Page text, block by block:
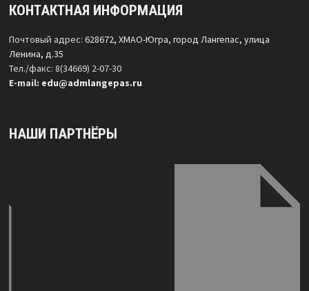
КОНТАКТНАЯ ИНФОРМАЦИЯ
Почтовый адрес: 628672, ХМАО-Югра, город Лангепас, улица
Ленина, д.35
Тел./факс: 8(34669) 2-07-30
Е-mail: edu@admlangepas.ru
НАШИ ПАРТНЁРЫ